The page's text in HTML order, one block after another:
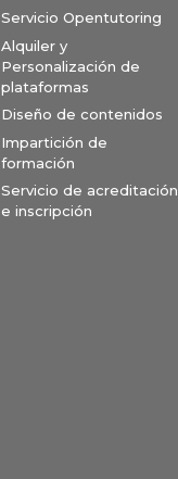
Servicio Opentutoring
Alquiler y
Personalización de
plataformas
Diseño de contenidos
Impartición de
formación
Servicio de acreditación
e inscripción